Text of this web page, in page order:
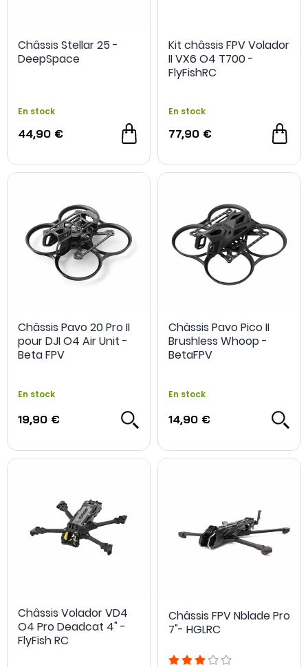
- 2 €
Châssis Stellar 25 -
DeepSpace
En stock
44,90 €
Kit châssis FPV Volador
II VX6 O4 T700 -
FlyFishRC
En stock
77,90 €
Châssis Pavo 20 Pro II
pour DJI O4 Air Unit -
Beta FPV
En stock
19,90 €
Châssis Pavo Pico II
Brushless Whoop -
BetaFPV
En stock
14,90 €
Châssis Volador VD4
O4 Pro Deadcat 4" -
FlyFish RC
Châssis FPV Nblade Pro
7"- HGLRC